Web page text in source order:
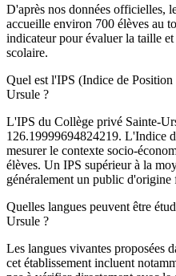
D'après nos données officielles,
accueille environ 700 élèves au
indicateur pour évaluer la taille
scolaire.
Quel est l'IPS (Indice de
Ursule ?
L'IPS du Collège privé Sainte-
126.19999694824219. L'Indice
mesurer le contexte socio-
élèves. Un IPS supérieur à la
généralement un public d'origine
Quelles langues peuvent être
Ursule ?
Les langues vivantes proposées
cet établissement incluent